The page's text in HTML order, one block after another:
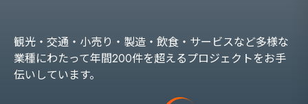
観光・交通・小売り・製造・飲食・サービスなど多様な
業種にわたって年間200件を超えるプロジェクトをお手
伝いしています。